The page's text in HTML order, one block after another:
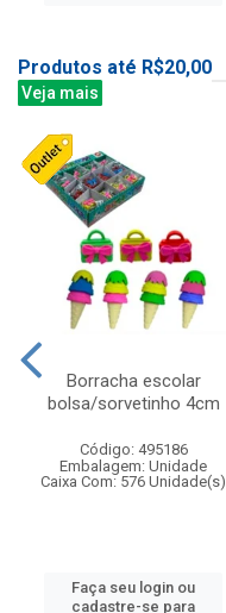
Produtos até R$20,00
Veja mais
Borracha escolar
bolsa/sorvetinho 4cm
Código: 495186
Embalagem: Unidade
Caixa Com: 576 Unidade(s)
Faça seu login ou
cadastre-se para